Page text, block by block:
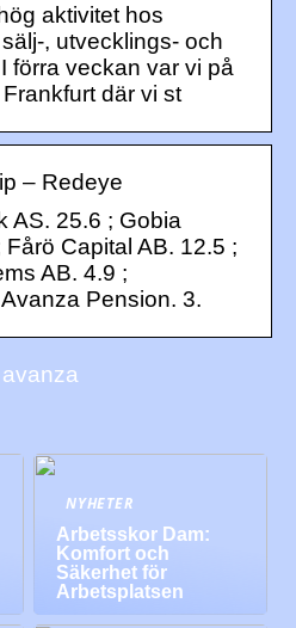
aktivitet hos
, utvecklings- och
förra veckan var vi på
där vi st
– Redeye
AS. 25.6 ; Gobia
Capital AB. 12.5 ;
AB. 4.9 ;
Pension. 3.
NYHETER
Arbetsskor Dam:
Komfort och
Säkerhet för
Arbetsplatsen